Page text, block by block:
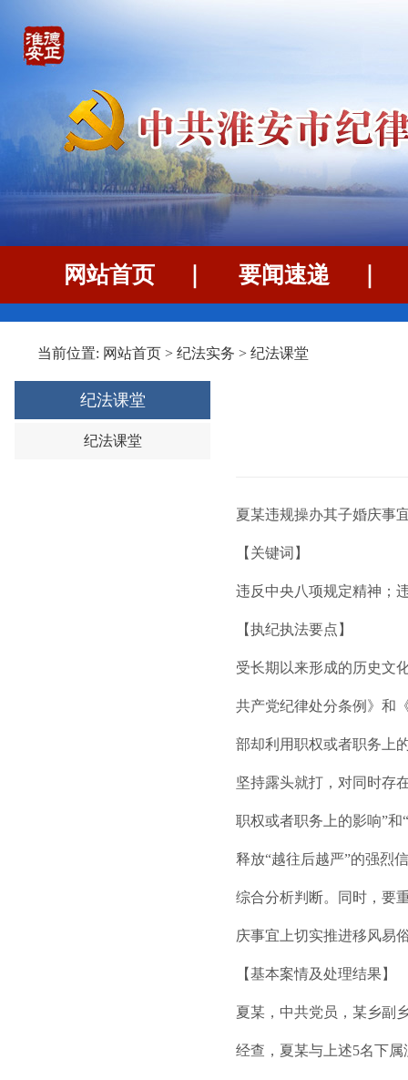
网站首页 要闻速递
当前位置: 网站首页 > 纪法实务 > 纪法课堂
纪法课堂
纪法课堂
夏某违规操办其子婚庆事
【关键词】
违反中央八项规定精神；
【执纪执法要点】
受长期以来形成的历史文
共产党纪律处分条例》和
部却利用职权或者职务上
坚持露头就打，对同时存
职权或者职务上的影响”
释放“越往后越严”的强烈
综合分析判断。同时，要
庆事宜上切实推进移风易
【基本案情及处理结果】
夏某，中共党员，某乡副
经查，夏某与上述5名下